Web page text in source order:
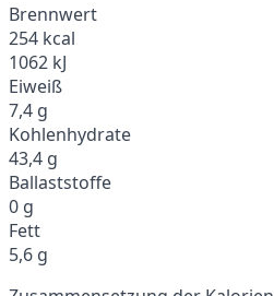
Brennwert
254 kcal
1062 kJ
Eiweiß
7,4 g
Kohlenhydrate
43,4 g
Ballaststoffe
0 g
Fett
5,6 g